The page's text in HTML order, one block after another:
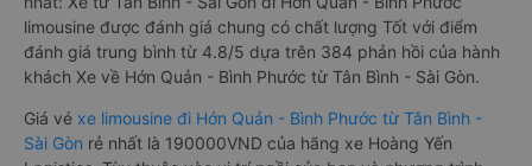
limousine được đánh giá chung có chất lượng Tốt với điểm
đánh giá trung bình từ 4.8/5 dựa trên 384 phản hồi của hành
khách Xe về Hớn Quản - Bình Phước từ Tân Bình - Sài Gòn.
Giá vé xe limousine đi Hớn Quản - Bình Phước từ Tân Bình -
Sài Gòn rẻ nhất là 190000VND của hãng xe Hoàng Yến